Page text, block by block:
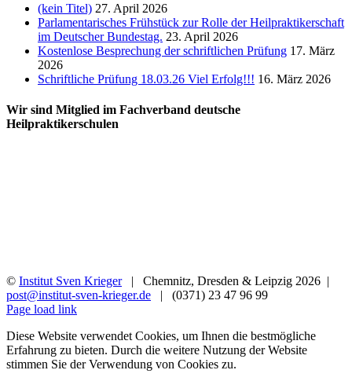
(kein Titel) 27. April 2026
Parlamentarisches Frühstück zur Rolle der Heilpraktikerschaft
im Deutscher Bundestag. 23. April 2026
Kostenlose Besprechung der schriftlichen Prüfung 17. März
2026
Schriftliche Prüfung 18.03.26 Viel Erfolg!!! 16. März 2026
Wir sind Mitglied im Fachverband deutsche
Heilpraktikerschulen
© Institut Sven Krieger| Chemnitz, Dresden & Leipzig 2026 |
post@institut-sven-krieger.de | (0371) 23 47 96 99
Facebook
YouTube
Instagram
Rss
Page load link
Diese Website verwendet Cookies, um Ihnen die bestmögliche
Erfahrung zu bieten. Durch die weitere Nutzung der Website
stimmen Sie der Verwendung von Cookies zu.